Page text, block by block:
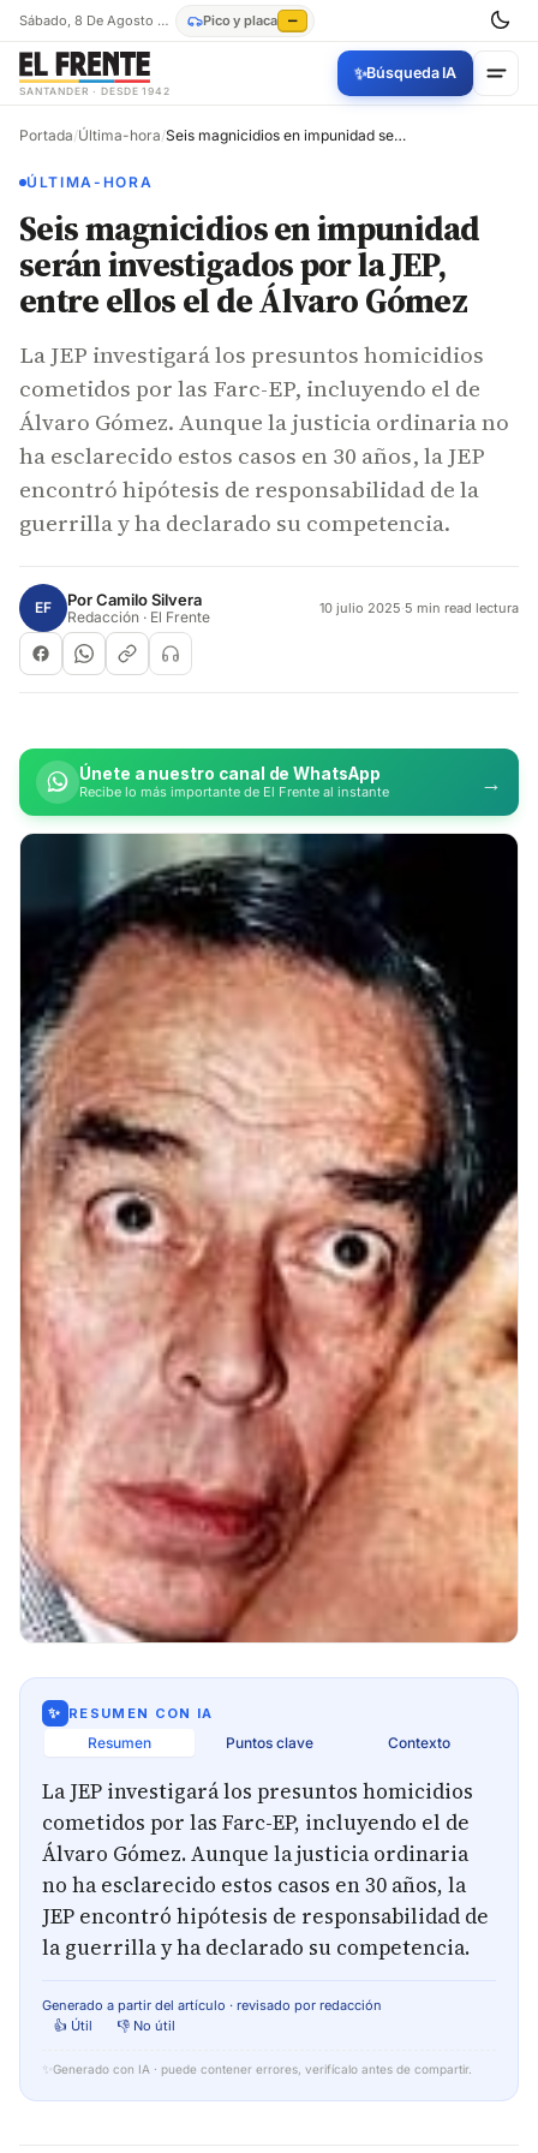
Sábado, 8 De Agosto De 2026 Pico y placa —
SANTANDER · DESDE 1942
✨Búsqueda IA
Portada/Última-hora/ Seis magnicidios en impunidad serán investigados por la JEP, entre ellos el de Álvaro Gómez
ÚLTIMA-HORA
Seis magnicidios en impunidad
serán investigados por la JEP,
entre ellos el de Álvaro Gómez
La JEP investigará los presuntos homicidios
cometidos por las Farc-EP, incluyendo el de
Álvaro Gómez. Aunque la justicia ordinaria no
ha esclarecido estos casos en 30 años, la JEP
encontró hipótesis de responsabilidad de la
guerrilla y ha declarado su competencia.
EF PorCamilo Silvera
Redacción · El Frente 10 julio 2025·5 min read lectura
Únete a nuestro canal de WhatsApp
Recibe lo más importante de El Frente al instante →
✨ RESUMEN CON IA
Resumen Puntos clave Contexto
La JEP investigará los presuntos homicidios
cometidos por las Farc-EP, incluyendo el de
Álvaro Gómez. Aunque la justicia ordinaria
no ha esclarecido estos casos en 30 años, la
JEP encontró hipótesis de responsabilidad de
la guerrilla y ha declarado su competencia.
Generado a partir del artículo · revisado por redacción
👍 Útil
👎 No útil
✨ Generado con IA · puede contener errores, verifícalo antes de compartir.